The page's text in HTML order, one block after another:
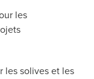
les
les solives et les